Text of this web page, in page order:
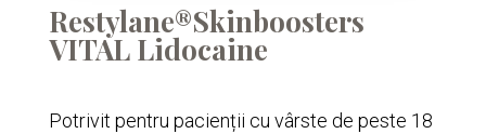
Restylane®Skinboosters
VITAL Lidocaine
Potrivit pentru pacienții cu vârste de peste 18